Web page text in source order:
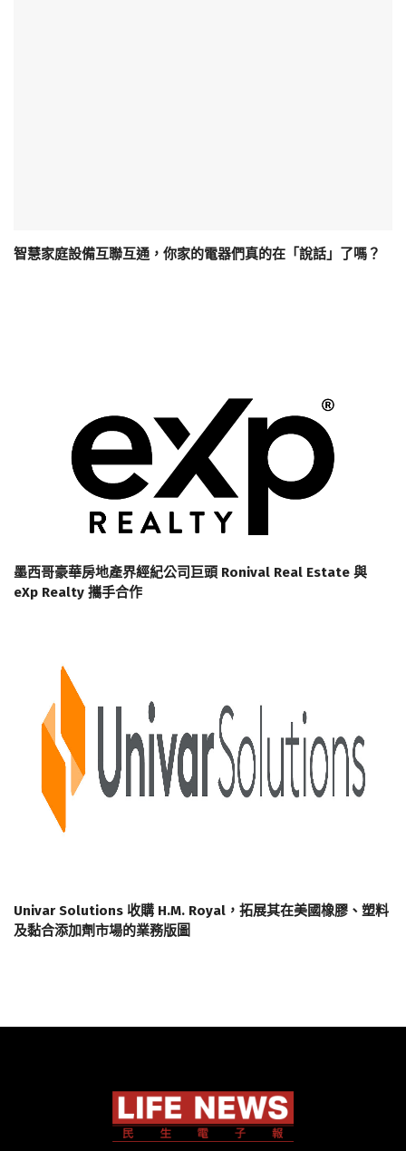
智慧家庭設備互聯互通，你家的電器們真的在「說話」了嗎？
墨西哥豪華房地產界經紀公司巨頭 Ronival Real Estate 與
eXp Realty 攜手合作
Univar Solutions 收購 H.M. Royal，拓展其在美國橡膠、塑料
及黏合添加劑市場的業務版圖